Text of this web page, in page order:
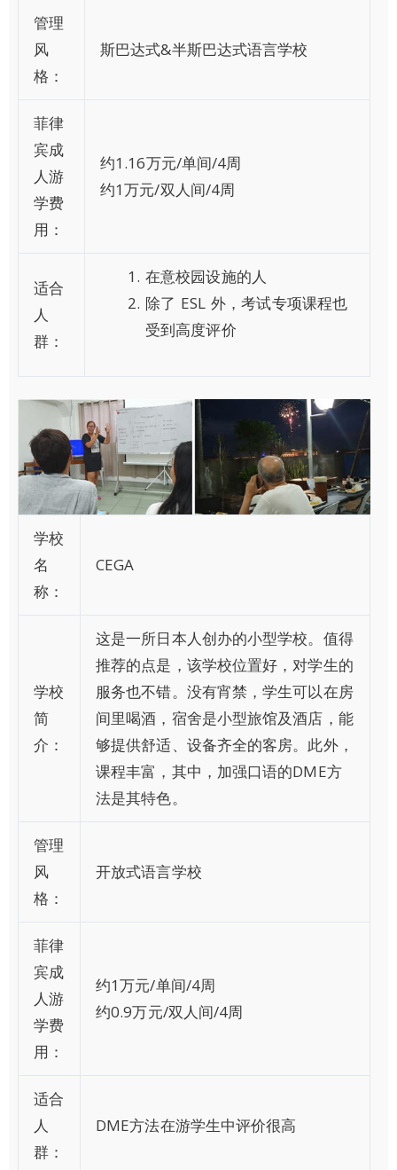
管理
风
格：
斯巴达式&半斯巴达式语言学校
菲律
宾成
人游
学费
用：
约1.16万元/单间/4周
约1万元/双人间/4周
适合
人
群：
在意校园设施的人
除了 ESL 外，考试专项课程也
受到高度评价
学校
名
称：
CEGA
学校
简
介：
这是一所日本人创办的小型学校。值得
推荐的点是，该学校位置好，对学生的
服务也不错。没有宵禁，学生可以在房
间里喝酒，宿舍是小型旅馆及酒店，能
够提供舒适、设备齐全的客房。此外，
课程丰富，其中，加强口语的DME方
法是其特色。
管理
风
格：
开放式语言学校
菲律
宾成
人游
学费
用：
约1万元/单间/4周
约0.9万元/双人间/4周
适合
人
群：
DME方法在游学生中评价很高